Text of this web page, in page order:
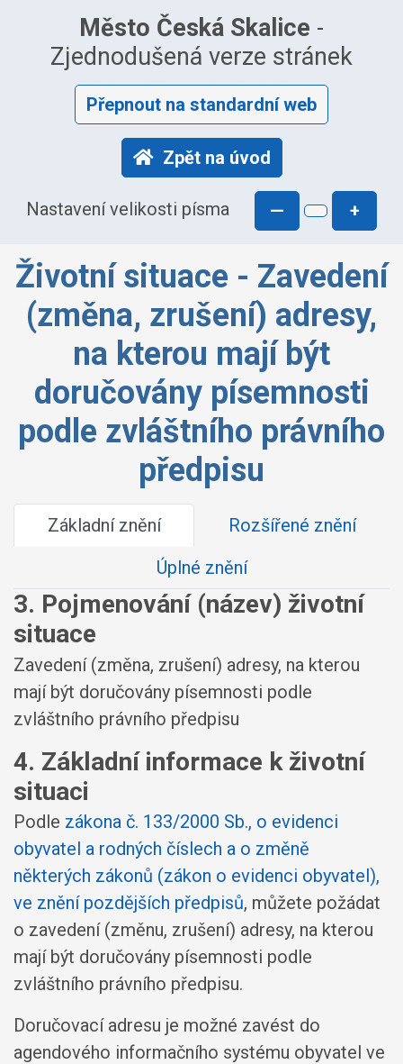
Město Česká Skalice -
Zjednodušená verze stránek
Přepnout na standardní web
Zpět na úvod
Nastavení velikosti písma — +
Životní situace - Zavedení
(změna, zrušení) adresy,
na kterou mají být
doručovány písemnosti
podle zvláštního právního
předpisu
Základní znění
Rozšířené znění
Úplné znění
3. Pojmenování (název) životní
situace
Zavedení (změna, zrušení) adresy, na kterou
mají být doručovány písemnosti podle
zvláštního právního předpisu
4. Základní informace k životní
situaci
Podle zákona č. 133/2000 Sb., o evidenci
obyvatel a rodných číslech a o změně
některých zákonů (zákon o evidenci obyvatel),
ve znění pozdějších předpisů, můžete požádat
o zavedení (změnu, zrušení) adresy, na kterou
mají být doručovány písemnosti podle
zvláštního právního předpisu.
Doručovací adresu je možné zavést do
agendového informačního systému obyvatel ve